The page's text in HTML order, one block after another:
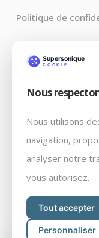
Politique de
Claude pour
vivent vraiment
Débrancher par
marché un
WordPress 7.0 «
Nous
Nous utilisons
navigation,
analyser notre
vous autorisez.
Tout accepter
Personnaliser